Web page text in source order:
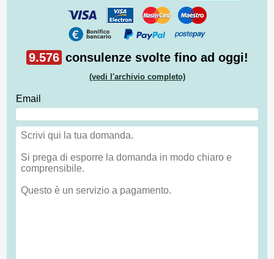
9.576 consulenze svolte fino ad oggi!
(vedi l'archivio completo)
Email